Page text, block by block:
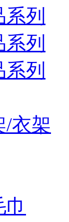
列
列
列
/衣架